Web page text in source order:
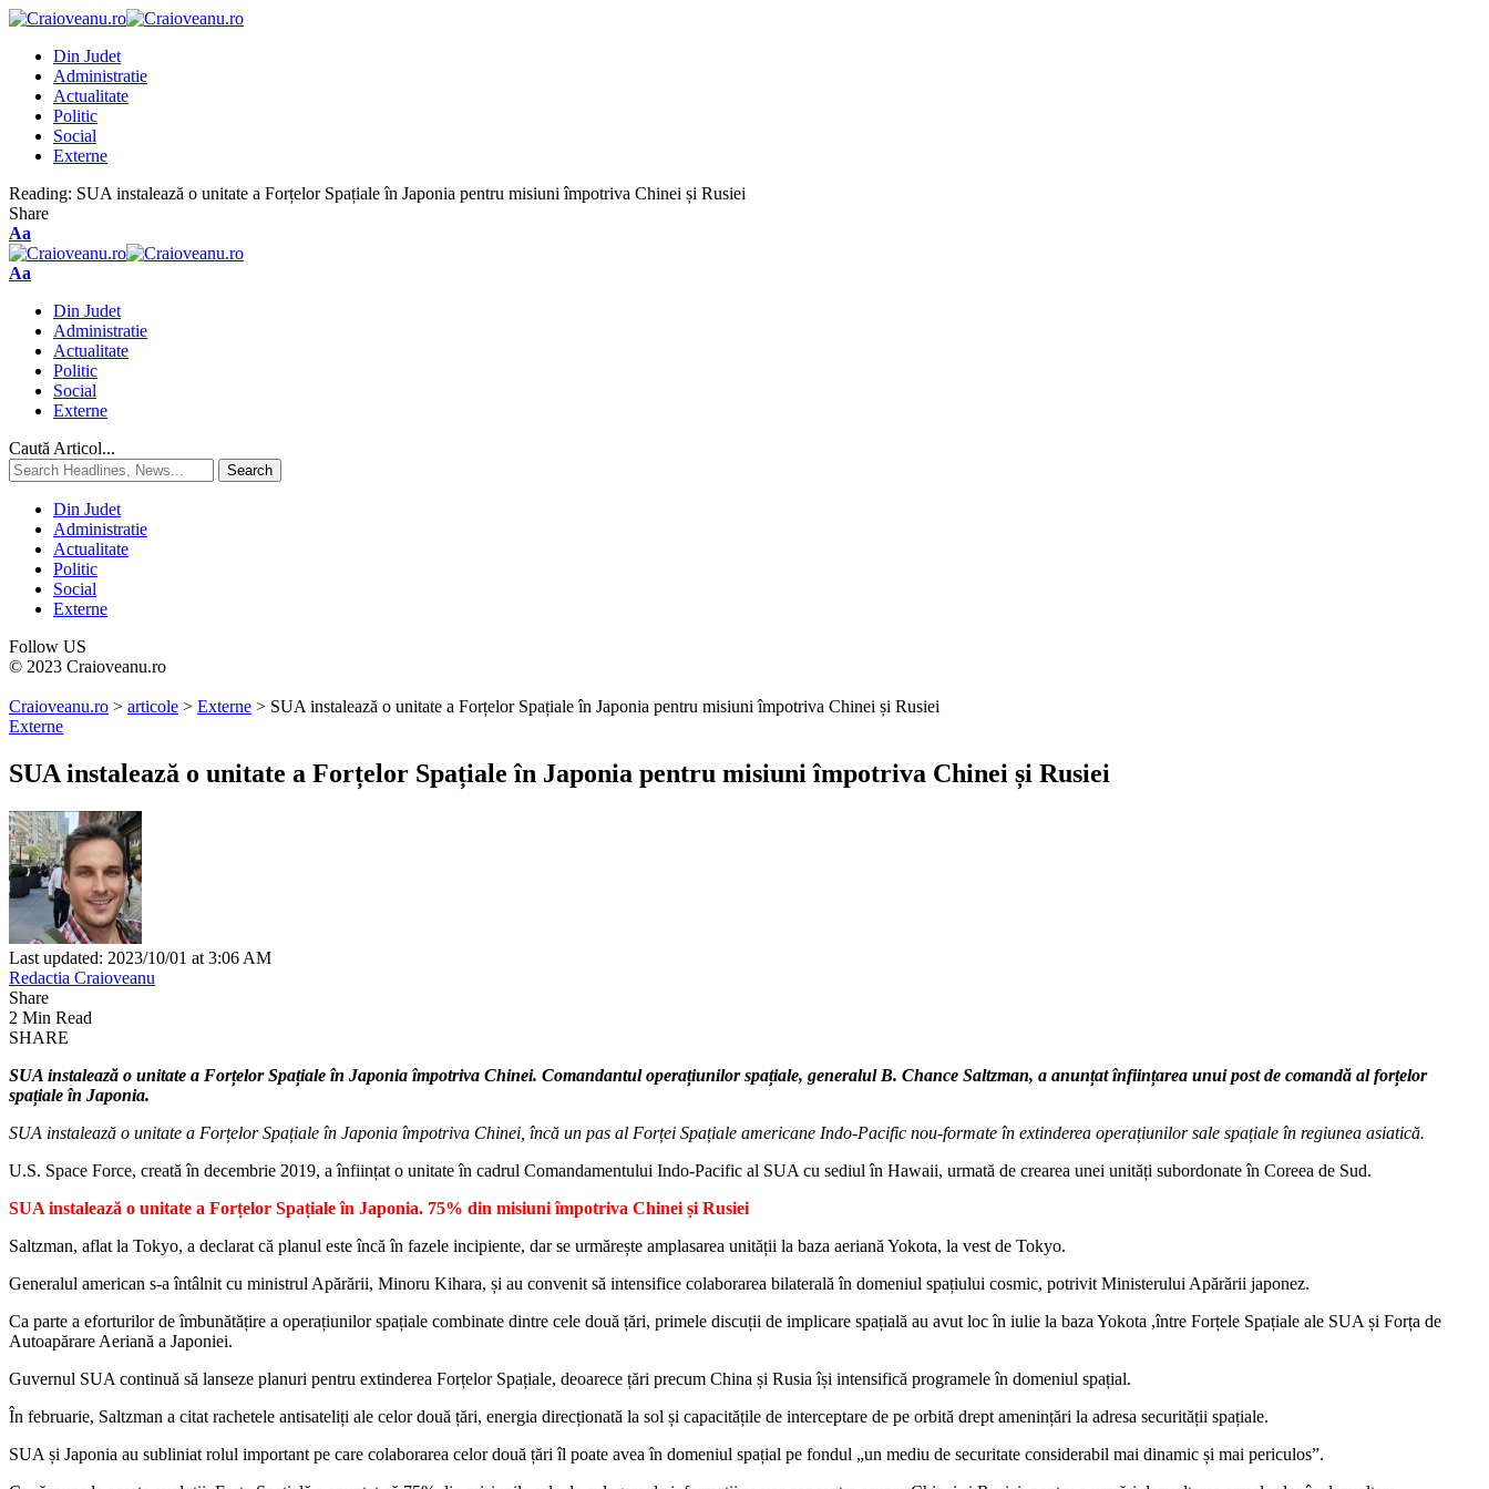
Din Judet
Administratie
Actualitate
Politic
Social
Externe
Reading: SUA instalează o unitate a Forțelor Spațiale în Japonia pentru misiuni împotriva Chinei și Rusiei
Share
Aa
Aa
Din Judet
Administratie
Actualitate
Politic
Social
Externe
Caută Articol...
Din Judet
Administratie
Actualitate
Politic
Social
Externe
Follow US
© 2023 Craioveanu.ro
Craioveanu.ro > articole > Externe > SUA instalează o unitate a Forțelor Spațiale în Japonia pentru misiuni împotriva Chinei și Rusiei
Externe
SUA instalează o unitate a Forțelor Spațiale în Japonia pentru misiuni împotriva Chinei și Rusiei
Last updated: 2023/10/01 at 3:06 AM
Redactia Craioveanu
Share
2 Min Read
SHARE
SUA instalează o unitate a Forțelor Spațiale în Japonia împotriva Chinei. Comandantul operațiunilor spațiale, generalul B. Chance Saltzman, a anunțat înființarea unui post de comandă al forțelor
spațiale în Japonia.
SUA instalează o unitate a Forțelor Spațiale în Japonia împotriva Chinei, încă un pas al Forței Spațiale americane Indo-Pacific nou-formate în extinderea operațiunilor sale spațiale în regiunea asiatică.
U.S. Space Force, creată în decembrie 2019, a înființat o unitate în cadrul Comandamentului Indo-Pacific al SUA cu sediul în Hawaii, urmată de crearea unei unități subordonate în Coreea de Sud.
SUA instalează o unitate a Forțelor Spațiale în Japonia. 75% din misiuni împotriva Chinei și Rusiei
Saltzman, aflat la Tokyo, a declarat că planul este încă în fazele incipiente, dar se urmărește amplasarea unității la baza aeriană Yokota, la vest de Tokyo.
Generalul american s-a întâlnit cu ministrul Apărării, Minoru Kihara, și au convenit să intensifice colaborarea bilaterală în domeniul spațiului cosmic, potrivit Ministerului Apărării japonez.
Ca parte a eforturilor de îmbunătățire a operațiunilor spațiale combinate dintre cele două țări, primele discuții de implicare spațială au avut loc în iulie la baza Yokota ,între Forțele Spațiale ale SUA și Forța de
Autoapărare Aeriană a Japoniei.
Guvernul SUA continuă să lanseze planuri pentru extinderea Forțelor Spațiale, deoarece țări precum China și Rusia își intensifică programele în domeniul spațial.
În februarie, Saltzman a citat rachetele antisateliți ale celor două țări, energia direcționată la sol și capacitățile de interceptare de pe orbită drept amenințări la adresa securității spațiale.
SUA și Japonia au subliniat rolul important pe care colaborarea celor două țări îl poate avea în domeniul spațial pe fondul „un mediu de securitate considerabil mai dinamic și mai periculos”.